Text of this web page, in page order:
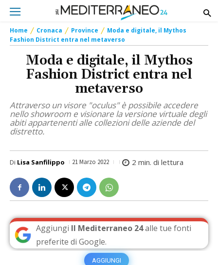
Home Cronaca Province
Moda e digitale, il Mythos
Fashion District entra nel metaverso
Moda e digitale, il Mythos
Fashion District entra nel
metaverso
Attraverso un visore "oculus" è possibile accedere
nello showroom e visionare la versione virtuale degli
abiti appartenenti alle collezioni delle aziende del
distretto.
Di Lisa Sanfilippo 21 Marzo 2022 2 min. di lettura
Aggiungi Il Mediterraneo 24alle tue fonti
preferite di Google.
AGGIUNGI